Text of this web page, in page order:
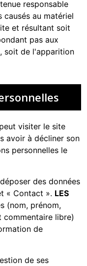
responsable
au matériel
et résultant soit
pas aux
soit de l'apparition
visiter le site
avoir à décliner son
personnelles le
des données
« Contact ». LES
(nom, prénom,
commentaire libre)
de
de ses